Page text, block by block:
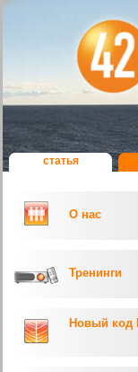
статья
О нас
Тренинги
Новый код